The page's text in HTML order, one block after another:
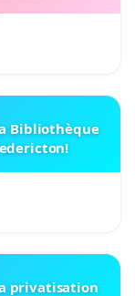
Bibliothèque
la privatisation